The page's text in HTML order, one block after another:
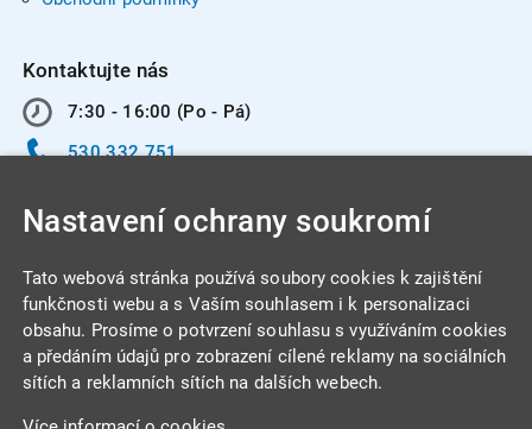
Kontaktujte nás
7:30 - 16:00 (Po - Pá)
530 332 751
INTEGRA CENTRUM s.r.o.
Jabloňová 662/7
Nastavení ochrany soukromí
Tato webová stránka používá soubory cookies k zajištění
funkčnosti webu a s Vaším souhlasem i k personalizaci
obsahu. Prosíme o potvrzení souhlasu s využíváním cookies
a předáním údajů pro zobrazení cílené reklamy na sociálních
sítích a reklamních sítích na dalších webech.